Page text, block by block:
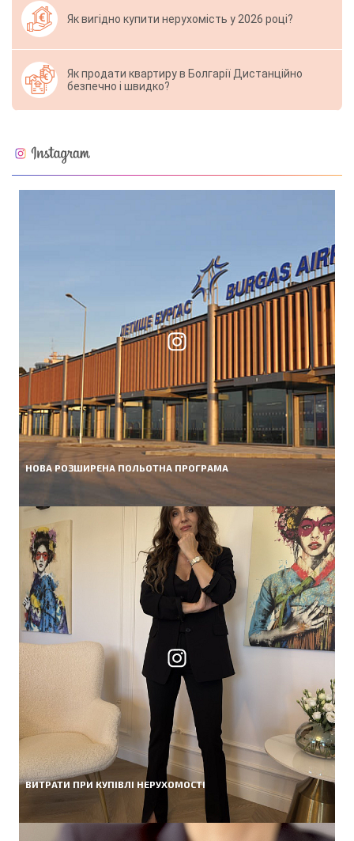
Як вигідно купити нерухомість у 2026 році?
Як продати квартиру в Болгарії Дистанційно
безпечно і швидко?
НОВА РОЗШИРЕНА ПОЛЬОТНА ПРОГРАМА
ВИТРАТИ ПРИ КУПІВЛІ НЕРУХОМОСТІ